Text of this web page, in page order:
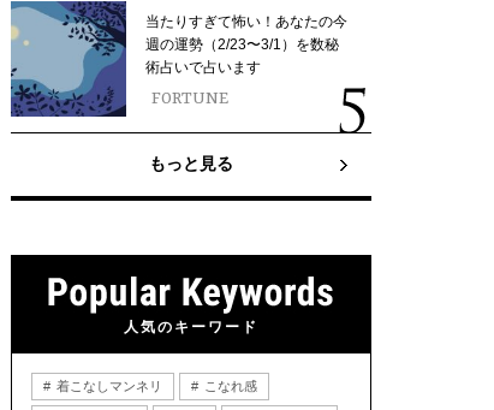
当たりすぎて怖い！あなたの今
週の運勢（2/23〜3/1）を数秘
術占いで占います
FORTUNE
もっと見る
人気のキーワード
着こなしマンネリ こなれ感